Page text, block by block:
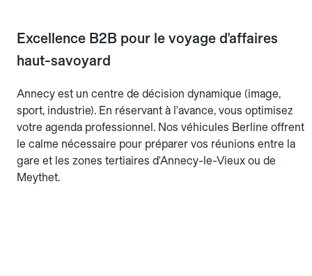
Excellence B2B pour le voyage d'affaires
haut-savoyard
Annecy est un centre de décision dynamique (image,
sport, industrie). En réservant à l'avance, vous optimisez
votre agenda professionnel. Nos véhicules Berline offrent
le calme nécessaire pour préparer vos réunions entre la
gare et les zones tertiaires d'Annecy-le-Vieux ou de
Meythet.